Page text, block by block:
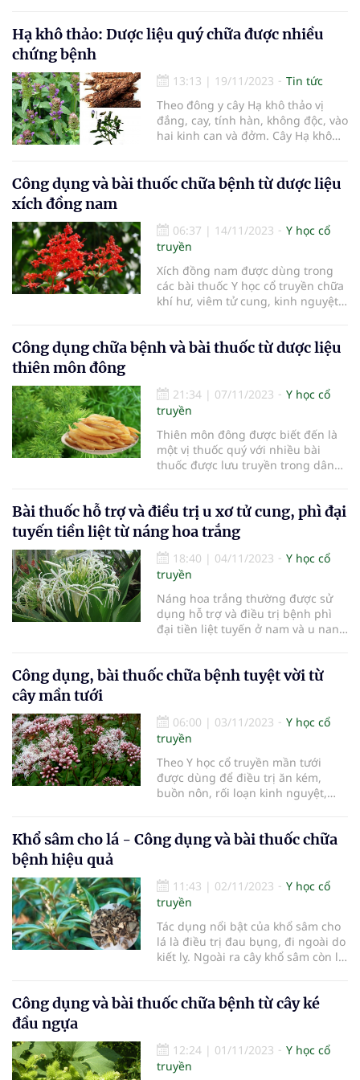
cơ thể bị lạnh, các can mạch cũng
Hạ khô thảo: Dược liệu quý chữa được nhiều
chứng bệnh
13:13 | 19/11/2023
Tin tức
Theo đông y cây Hạ khô thảo vị
đắng, cay, tính hàn, không độc, vào
hai kinh can và đởm. Cây Hạ khô
hỏa, tán uất kết, tiêu ứ sáng mắt,
tăng huyết áp, lở loét, tràng nhạc,
Công dụng và bài thuốc chữa bệnh từ dược liệu
xích đồng nam
06:37 | 14/11/2023
Y học cổ
truyền
Xích đồng nam được dùng trong
các bài thuốc Y học cổ truyền chữa
khí hư, viêm tử cung, kinh nguyệt
lưng ...
Công dụng chữa bệnh và bài thuốc từ dược liệu
thiên môn đông
21:34 | 07/11/2023
Y học cổ
truyền
Thiên môn đông được biết đến là
một vị thuốc quý với nhiều bài
thuốc được lưu truyền trong dân
Bài thuốc hỗ trợ và điều trị u xơ tử cung, phì đại
tuyến tiền liệt từ náng hoa trắng
18:40 | 04/11/2023
Y học cổ
truyền
Náng hoa trắng thường được sử
dụng hỗ trợ và điều trị bệnh phì
đại tiền liệt tuyến ở nam và u nang
Công dụng, bài thuốc chữa bệnh tuyệt vời từ
cây mần tưới
06:00 | 03/11/2023
Y học cổ
truyền
Theo Y học cổ truyền mần tưới
được dùng để điều trị ăn kém,
buồn nôn, rối loạn kinh nguyệt,
bệnh ngoài da (lở, loét, nhọt).
Khổ sâm cho lá - Công dụng và bài thuốc chữa
bệnh hiệu quả
11:43 | 02/11/2023
Y học cổ
truyền
Tác dụng nổi bật của khổ sâm cho
lá là điều trị đau bụng, đi ngoài do
kiết lỵ. Ngoài ra cây khổ sâm còn là
Công dụng và bài thuốc chữa bệnh từ cây ké
đầu ngựa
12:24 | 01/11/2023
Y học cổ
truyền